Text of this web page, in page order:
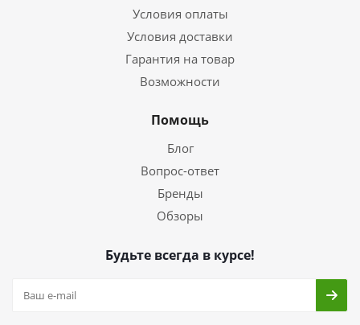
Условия оплаты
Условия доставки
Гарантия на товар
Возможности
Помощь
Блог
Вопрос-ответ
Бренды
Обзоры
Будьте всегда в курсе!